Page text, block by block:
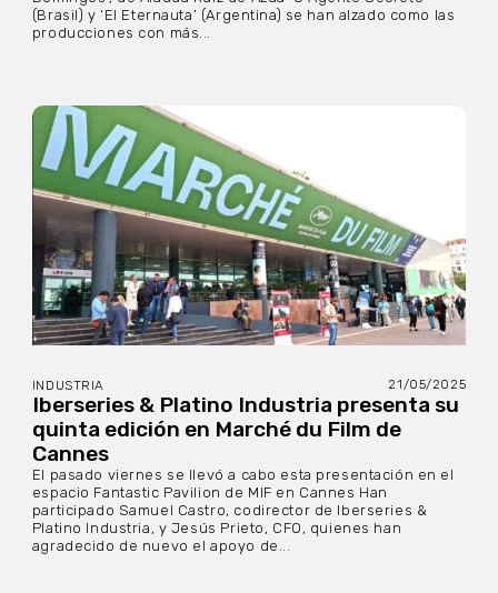
(Brasil) y ‘El Eternauta’ (Argentina) se han alzado como las
producciones con más...
INDUSTRIA 21/05/2025
Iberseries & Platino Industria presenta su
quinta edición en Marché du Film de
Cannes
El pasado viernes se llevó a cabo esta presentación en el
espacio Fantastic Pavilion de MIF en Cannes Han
participado Samuel Castro, codirector de Iberseries &
Platino Industria, y Jesús Prieto, CFO, quienes han
agradecido de nuevo el apoyo de...